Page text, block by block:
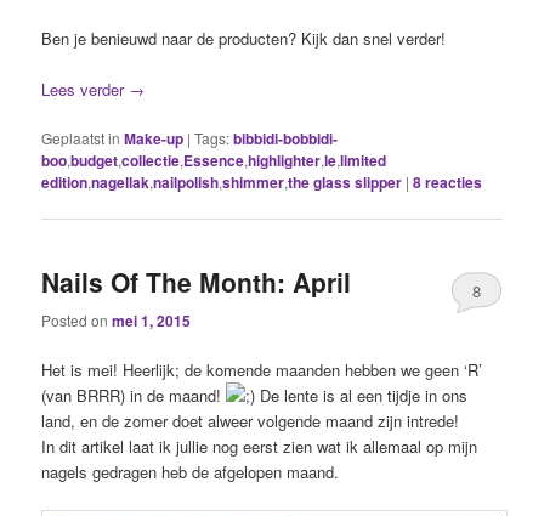
Ben je benieuwd naar de producten? Kijk dan snel verder!
Lees verder →
Geplaatst in Make-up |Tags:bibbidi-bobbidi-
boo,budget,collectie,Essence,highlighter,le,limited
edition,nagellak,nailpolish,shimmer,the glass slipper |8reacties
Nails Of The Month: April
Posted onmei 1, 2015
8
Het is mei! Heerlijk; de komende maanden hebben we geen ‘R’
(van BRRR) in de maand!
De lente is al een tijdje in ons
land, en de zomer doet alweer volgende maand zijn intrede!
In dit artikel laat ik jullie nog eerst zien wat ik allemaal op mijn
nagels gedragen heb de afgelopen maand.